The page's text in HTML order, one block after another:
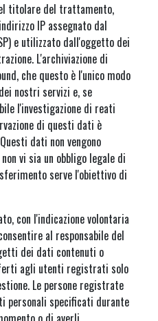
titolare del trattamento,
IP assegnato dal
e utilizzato dall'oggetto dei
L'archiviazione di
che questo è l'unico modo
nostri servizi e, se
l'investigazione di reati
di questi dati è
dati non vengono
vi sia un obbligo legale di
serve l'obiettivo di
con l'indicazione volontaria
al responsabile del
dei dati contenuti o
agli utenti registrati solo
Le persone registrate
personali specificati durante